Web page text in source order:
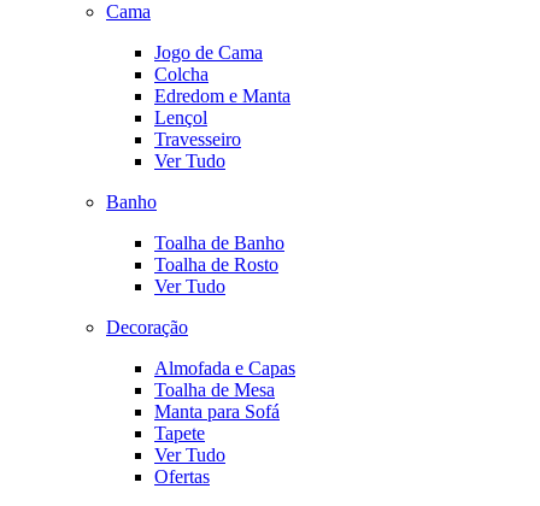
Cama
Jogo de Cama
Colcha
Edredom e Manta
Lençol
Travesseiro
Ver Tudo
Banho
Toalha de Banho
Toalha de Rosto
Ver Tudo
Decoração
Almofada e Capas
Toalha de Mesa
Manta para Sofá
Tapete
Ver Tudo
Ofertas